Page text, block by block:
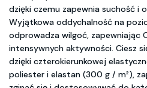
dzięki czemu zapewnia suchość i
Wyjątkowa oddychalność na
odprowadza wilgoć, zapewniając
intensywnych aktywności. Ciesz
dzięki czterokierunkowej
poliester i elastan (300 g / m²),